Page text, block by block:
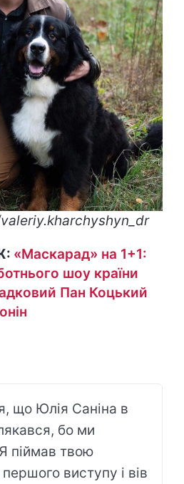
«Маскарад» на 1+1:
шоу країни
Пан Коцький
що Юлія Саніна в
бо ми
піймав твою
виступу і вів